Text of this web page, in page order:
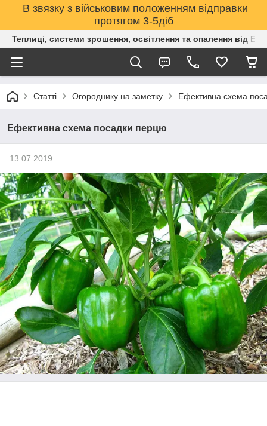
В звязку з військовим положенням відправки
протягом 3-5діб
Теплиці, системи зрошення, освітлення та опалення від
Статті Огороднику на заметку Ефективна схема
Ефективна схема посадки перцю
13.07.2019